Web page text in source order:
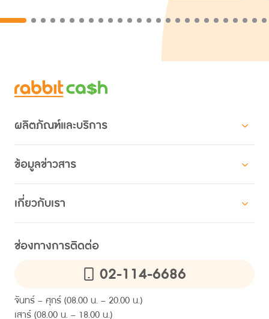
ช่องทางการติดต่อ
02-114-6686
จันทร์ – ศุกร์ (08.00 น. – 20.00 น.)
เสาร์ (08.00 น. – 18.00 น.)
ผลิตภัณฑ์และบริการ
สินเชื่อแรบบิทแคช ผ่อนตามใจ
สินเชื่อสำหรับองค์กร
สินเชื่อสวัสดิการ แรบบิทแคช
ไลน์ แรบบิท แคช คอนเนค
ข้อมูลข่าวสาร
โปรโมชัน
HR คอมมูนิตี
การให้สินเชื่ออย่างรับผิดชอบและเป็นธรรม
ข่าวและบทความ
ประกาศ
เกี่ยวกับเรา
ข้อมูลคุณภาพการให้บริการ
คำถามที่พบบ่อย